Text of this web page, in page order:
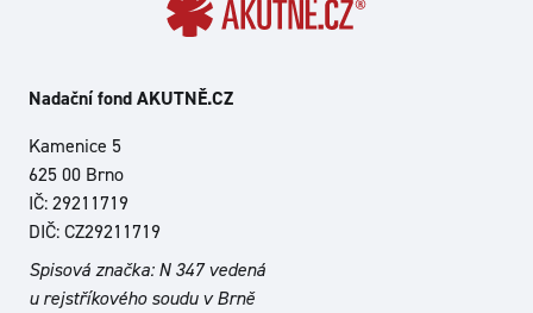
Nadační fond AKUTNĚ.CZ
Kamenice 5
625 00 Brno
IČ: 29211719
DIČ: CZ29211719
Spisová značka: N 347 vedená
u rejstříkového soudu v Brně